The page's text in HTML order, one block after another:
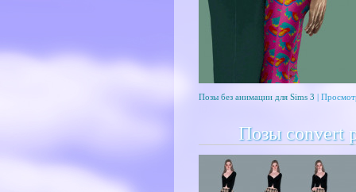
Позы без анимации для Sims 3 |
Позы convert